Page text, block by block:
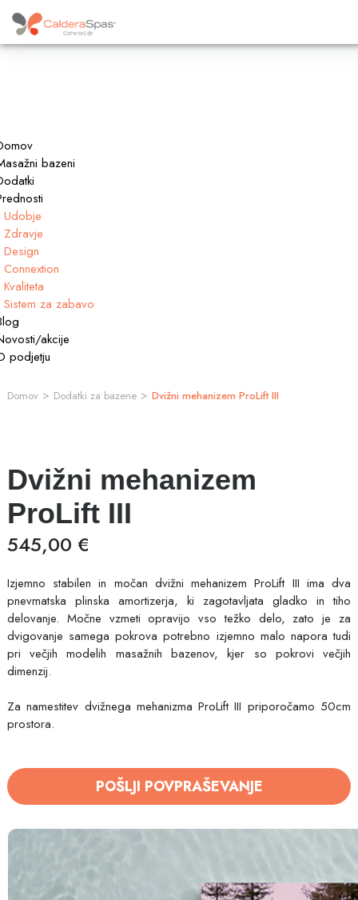
bazeni
Udobje
Zdravje
Design
Connextion
Kvaliteta
Sistem za zabavo
akcije
podjetju
Domov > Dodatki za bazene > Dvižni mehanizem ProLift III
Dvižni mehanizem
ProLift III
545,00 €
Izjemno stabilen in močan dvižni mehanizem ProLift III ima dva
pnevmatska plinska amortizerja, ki zagotavljata gladko in tiho
delovanje. Močne vzmeti opravijo vso težko delo, zato je za
dvigovanje samega pokrova potrebno izjemno malo napora tudi
pri večjih modelih masažnih bazenov, kjer so pokrovi večjih
dimenzij.
Za namestitev dvižnega mehanizma ProLift III priporočamo 50cm
prostora.
POŠLJI POVPRAŠEVANJE